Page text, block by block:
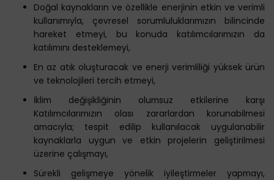
Doğal kaynakların ve özellikle enerjinin etkin ve verimli
kullanımıyla, çevresel sorumluluklarımızın bilincinde
hareket etmeyi, bu konuda katılımcılarımızın da
katılımını desteklemeyi,
En az atık oluşturacak ve enerji verimliliği yüksek ürün
ve teknolojileri tercih etmeyi,
İklim değişikliğinin olumsuz etkilerine karşı
Katılımcılarımızın olası zararlardan korunabilmesi
amacıyla; tespit edilip kullanılacak uygulanabilir
kaynaklarla uygun ve etkin projelerin geliştirilmesi
üzerine çalışmayı,
Sürekli gelişmeye yönelik iyileştirmeler yapmayı,